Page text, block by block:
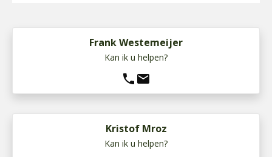
Frank Westemeijer
Kan ik u helpen?
phone mail
Kristof Mroz
Kan ik u helpen?